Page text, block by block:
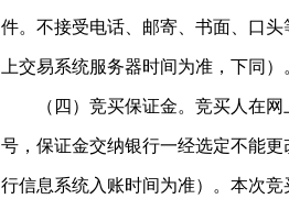
件。不接受电话、邮寄、书面、口
上交易系统服务器时间为准，下同）。
（四）竞买保证金。竞买人在
号，保证金交纳银行一经选定不能
行信息系统入账时间为准）。本次